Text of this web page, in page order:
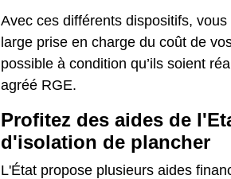
Avec ces différents dispositifs, vous
large prise en charge du coût de
possible à condition qu’ils soient
agréé RGE.
Profitez des aides de
d'isolation de plancher
L'État propose plusieurs aides